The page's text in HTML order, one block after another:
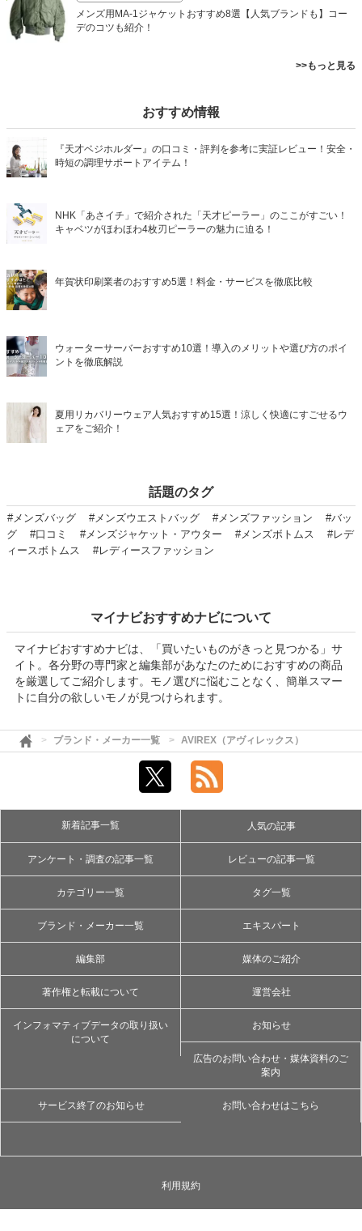
メンズ用MA-1ジャケットおすすめ8選【人気ブランドも】コー
デのコツも紹介！
>>もっと見る
おすすめ情報
『天才ベジホルダー』の口コミ・評判を参考に実証レビュー！安全・
時短の調理サポートアイテム！
NHK「あさイチ」で紹介された「天才ピーラー」のここがすごい！
キャベツがほわほわ4枚刃ピーラーの魅力に迫る！
年賀状印刷業者のおすすめ5選！料金・サービスを徹底比較
ウォーターサーバーおすすめ10選！導入のメリットや選び方のポイ
ントを徹底解説
夏用リカバリーウェア人気おすすめ15選！涼しく快適にすごせるウ
ェアをご紹介！
話題のタグ
#メンズバッグ #メンズウエストバッグ #メンズファッション
#バッ
グ
#口コミ #メンズジャケット・アウター #メンズボトムス
#レデ
ィースボトムス
#レディースファッション
マイナビおすすめナビについて
マイナビおすすめナビは、「買いたいものがきっと見つかる」サ
イト。各分野の専門家と編集部があなたのためにおすすめの商品
を厳選してご紹介します。モノ選びに悩むことなく、簡単スマー
トに自分の欲しいモノが見つけられます。
ブランド・メーカー一覧 AVIREX（アヴィレックス）
新着記事一覧 人気の記事
アンケート・調査の記事一覧 レビューの記事一覧
カテゴリー一覧 タグ一覧
ブランド・メーカー一覧 エキスパート
編集部 媒体のご紹介
著作権と転載について 運営会社
インフォマティブデータの取り扱い
について
お知らせ
広告のお問い合わせ・媒体資料のご
案内
サービス終了のお知らせ お問い合わせはこちら
利用規約